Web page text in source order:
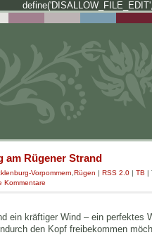
am Rügener Strand
Vorpommern Rügen | RSS 2.0 | TB |
Kommentare
ein kräftiger Wind – ein perfektes
den Kopf freibekommen